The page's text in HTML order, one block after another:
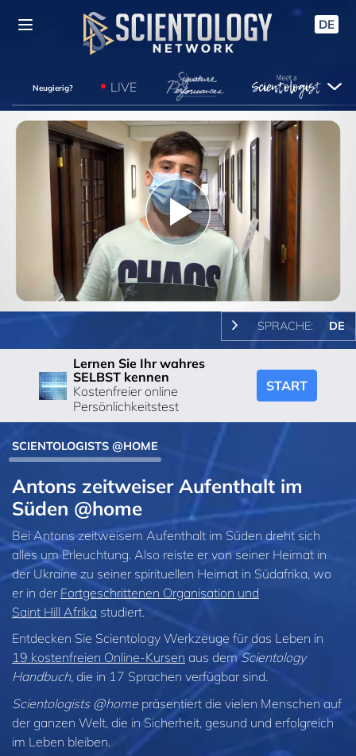
DE
Neugierig? LIVE
Play
Video
SPRACHE: DE
Lernen Sie Ihr wahres
SELBST kennen
Kostenfreier online
Persönlichkeitstest
START
SCIENTOLOGISTS @HOME
Antons zeitweiser Aufenthalt im
Süden @home
Bei Antons zeitweisem Aufenthalt im Süden dreht sich
alles um Erleuchtung. Also reiste er von seiner Heimat in
der Ukraine zu seiner spirituellen Heimat in Südafrika, wo
er in der Fortgeschrittenen Organisation und
Saint Hill Afrika studiert.
Entdecken Sie Scientology Werkzeuge für das Leben in
19 kostenfreien Online‑Kursen aus demScientology
Handbuch, die in 17 Sprachen verfügbar sind.
Scientologists @home präsentiert die vielen Menschen auf
der ganzen Welt, die in Sicherheit, gesund und erfolgreich
im Leben bleiben.